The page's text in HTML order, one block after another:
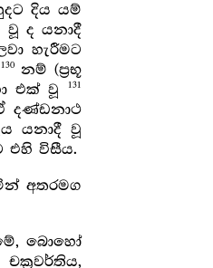
දිය යම්
ද යනාදී
හැරීමට
130නම් (ප්‍රභූ
එක් වූ
131
දණ්ඩනාථ
යනාදී වූ
එහි විසීය.
අතරමග
බොහෝ